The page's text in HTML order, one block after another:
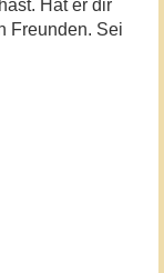
Hat er dir
Freunden. Sei